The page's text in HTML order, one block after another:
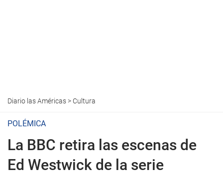
Diario las Américas> Cultura
POLÉMICA
La BBC retira las escenas de
Ed Westwick de la serie